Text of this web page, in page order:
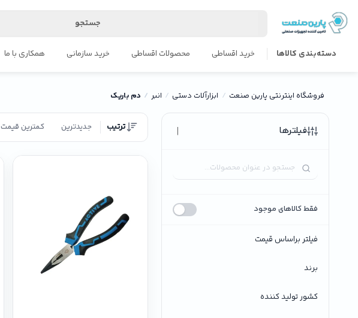
جستجو
دسته‌بندی کالاها خرید اقساطی محصولات اقساطی خرید سازمانی همکاری با ما
فروشگاه اینترنتی پارین صنعت ابزارآلات دستی انبر دم باریک
فیلترها |
فقط کالاهای موجود
فیلتر براساس قیمت
برند
کشور تولید کننده
ترتیب جدیدترین کمترین قیمت